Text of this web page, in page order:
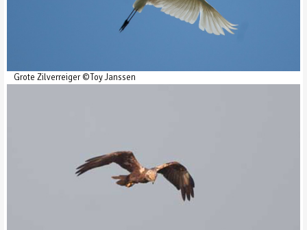
Grote Zilverreiger ©Toy Janssen